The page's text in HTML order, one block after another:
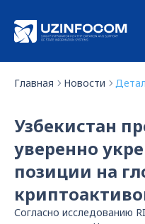
Главная Новости
Узбекистан
уверенно
позиции на
Согласно исследованию